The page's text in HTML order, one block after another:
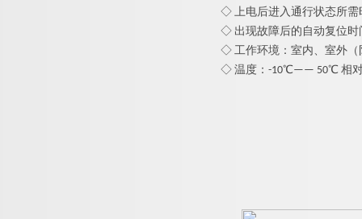
◇ 上电后进入通行状态所需
◇ 出现故障后的自动复位时
◇ 工作环境：室内、室外（
◇ 温度：-10℃—— 50℃ 相对